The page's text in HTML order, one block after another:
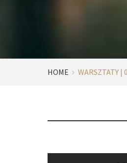
HOME WARSZTATY |